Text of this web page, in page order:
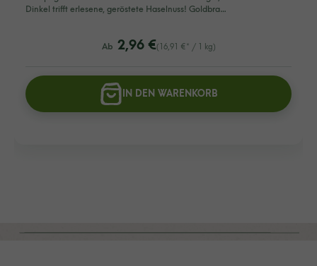
Dinkel trifft erlesene, geröstete Haselnuss! Goldbra…
(16,91 €* / 1 kg)
listing.regularPriceLabel
Ab 2,96 €
IN DEN WARENKORB